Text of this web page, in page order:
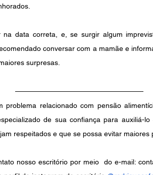
data correta, e, se surgir algum
conversar com a mamãe e
surpresas.
problema relacionado com pensão
de sua confiança para auxiliá-lo
respeitados e que se possa evitar maiores
nosso escritório por meio  do e-mail: